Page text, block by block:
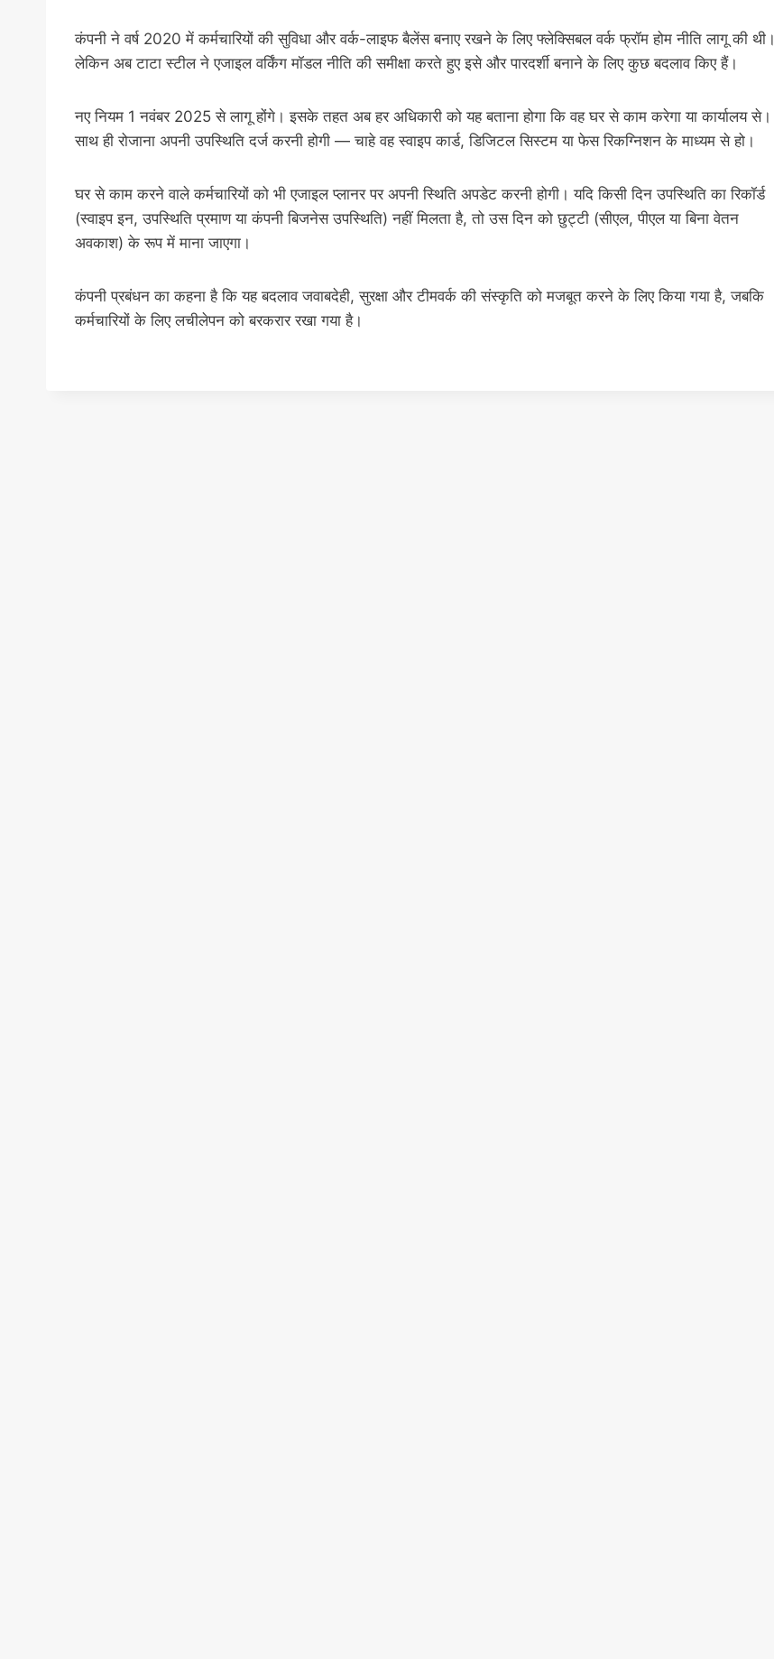
कंपनी ने वर्ष 2020 में कर्मचारियों की सुविधा और वर्क-लाइफ बैलेंस बनाए रखने के लिए फ्लेक्सिबल वर्क फ्रॉम होम नीति लागू की थी।
लेकिन अब टाटा स्टील ने एजाइल वर्किंग मॉडल नीति की समीक्षा करते हुए इसे और पारदर्शी बनाने के लिए कुछ बदलाव किए हैं।
नए नियम 1 नवंबर 2025 से लागू होंगे। इसके तहत अब हर अधिकारी को यह बताना होगा कि वह घर से काम करेगा या कार्यालय से।
साथ ही रोजाना अपनी उपस्थिति दर्ज करनी होगी — चाहे वह स्वाइप कार्ड, डिजिटल सिस्टम या फेस रिकग्निशन के माध्यम से हो।
घर से काम करने वाले कर्मचारियों को भी एजाइल प्लानर पर अपनी स्थिति अपडेट करनी होगी। यदि किसी दिन उपस्थिति का रिकॉर्ड
(स्वाइप इन, उपस्थिति प्रमाण या कंपनी बिजनेस उपस्थिति) नहीं मिलता है, तो उस दिन को छुट्टी (सीएल, पीएल या बिना वेतन
अवकाश) के रूप में माना जाएगा।
कंपनी प्रबंधन का कहना है कि यह बदलाव जवाबदेही, सुरक्षा और टीमवर्क की संस्कृति को मजबूत करने के लिए किया गया है, जबकि
कर्मचारियों के लिए लचीलेपन को बरकरार रखा गया है।